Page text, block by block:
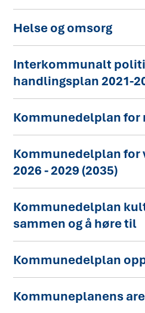
Helse og omsorg
Interkommunalt
handlingsplan 2021-
Kommunedelplan for
Kommunedelplan for
2026 - 2029 (2035)
Kommunedelplan
sammen og å høre til
Kommunedelplan
Kommuneplanens